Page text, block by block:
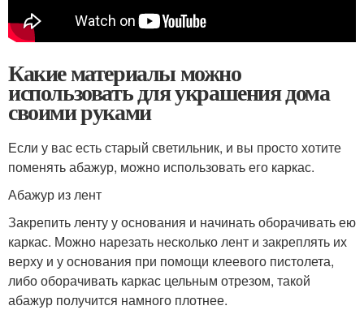
Какие материалы можно
использовать для украшения дома
своими руками
Если у вас есть старый светильник, и вы просто хотите
поменять абажур, можно использовать его каркас.
Абажур из лент
Закрепить ленту у основания и начинать оборачивать ею
каркас. Можно нарезать несколько лент и закреплять их
верху и у основания при помощи клеевого пистолета,
либо оборачивать каркас цельным отрезом, такой
абажур получится намного плотнее.